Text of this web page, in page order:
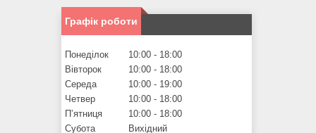
Графік роботи
Понеділок 10:00
18:00
Вівторок
10:00
18:00
Середа
10:00
19:00
Четвер
10:00
18:00
Пʼятниця
10:00
18:00
Субота
Вихідний